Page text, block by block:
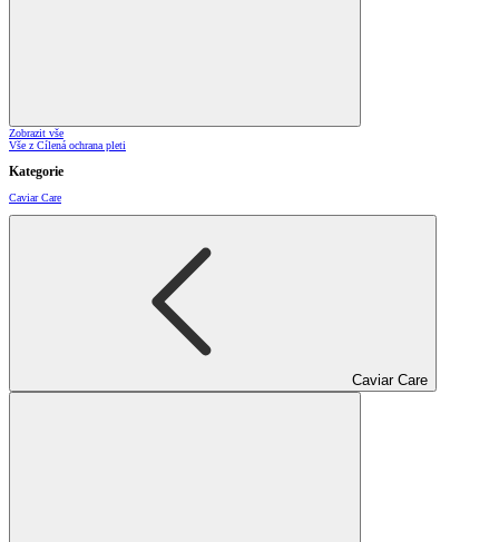
Zobrazit vše
Vše z Cílená ochrana pleti
Kategorie
Caviar Care
Caviar Care